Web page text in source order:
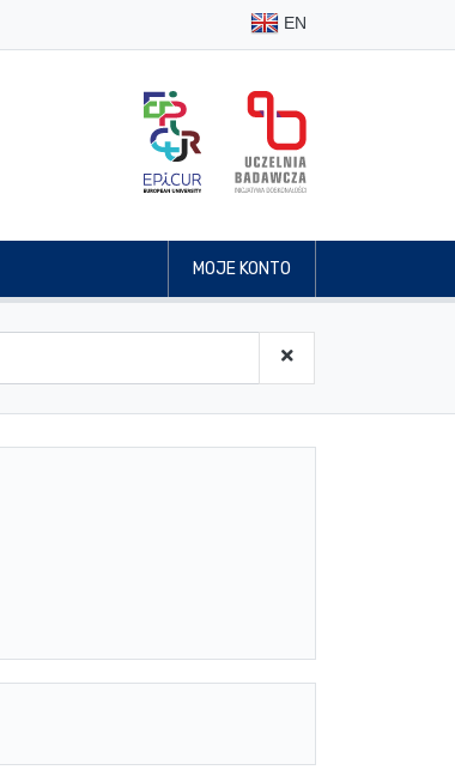
EN
MOJE KONTO